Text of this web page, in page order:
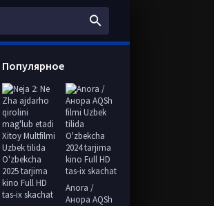
Популярное
Anora /
Анора AQSh